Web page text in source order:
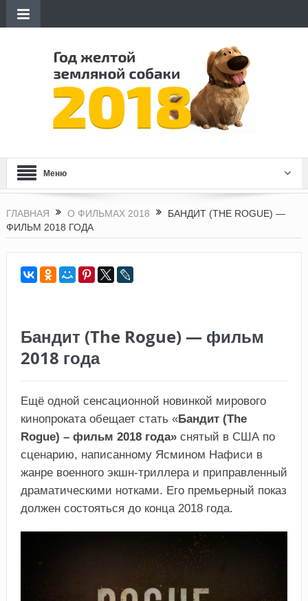
Меню
ГЛАВНАЯ О ФИЛЬМАХ 2018
БАНДИТ (THE ROGUE) —
ФИЛЬМ 2018 ГОДА
Бандит (The Rogue) — фильм
2018 года
Ещё одной сенсационной новинкой мирового
кинопроката обещает стать «Бандит (The
Rogue) – фильм 2018 года»снятый в США по
сценарию, написанному Ясмином Нафиси в
жанре военного экшн-триллера и приправленный
драматическими нотками. Его премьерный показ
должен состояться до конца 2018 года.